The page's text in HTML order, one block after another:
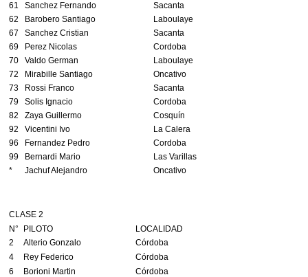
61
Sanchez Fernando
Sacanta
62
Barobero Santiago
Laboulaye
67
Sanchez Cristian
Sacanta
69
Perez Nicolas
Cordoba
70
Valdo German
Laboulaye
72
Mirabille Santiago
Oncativo
73
Rossi Franco
Sacanta
79
Solis Ignacio
Cordoba
82
Zaya Guillermo
Cosquín
92
Vicentini Ivo
La Calera
96
Fernandez Pedro
Cordoba
99
Bernardi Mario
Las Varillas
*
Jachuf Alejandro Oncativo
CLASE 2
N°
PILOTO
LOCALIDAD
2
Alterio Gonzalo
Córdoba
4
Rey Federico
Córdoba
6
Borioni Martin
Córdoba